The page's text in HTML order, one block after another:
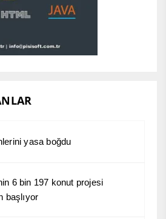
yasa boğdu
6 bin 197 konut projesi
başlıyor